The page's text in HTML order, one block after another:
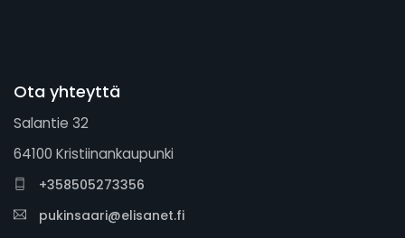
Ota yhteyttä
Salantie 32
64100 Kristiinankaupunki
+358505273356
pukinsaari@elisanet.fi